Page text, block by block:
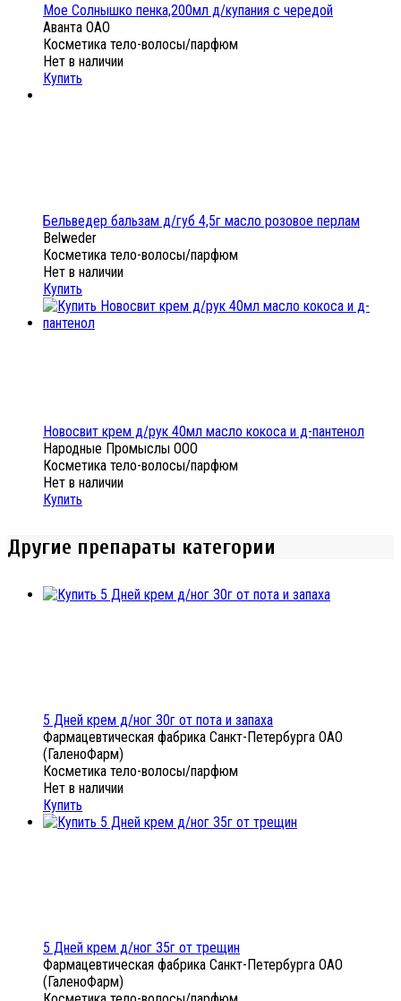
Мое Солнышко пенка,200мл д/купания с чередой
Аванта ОАО
Косметика тело-волосы/парфюм
Нет в наличии
Купить
Бельведер бальзам д/губ 4,5г масло розовое перлам
Belweder
Косметика тело-волосы/парфюм
Нет в наличии
Купить
Новосвит крем д/рук 40мл масло кокоса и д-пантенол
Народные Промыслы ООО
Косметика тело-волосы/парфюм
Нет в наличии
Купить
Другие препараты категории
5 Дней крем д/ног 30г от пота и запаха
Фармацевтическая фабрика Санкт-Петербурга ОАО
(ГаленоФарм)
Косметика тело-волосы/парфюм
Нет в наличии
Купить
5 Дней крем д/ног 35г от трещин
Фармацевтическая фабрика Санкт-Петербурга ОАО
(ГаленоФарм)